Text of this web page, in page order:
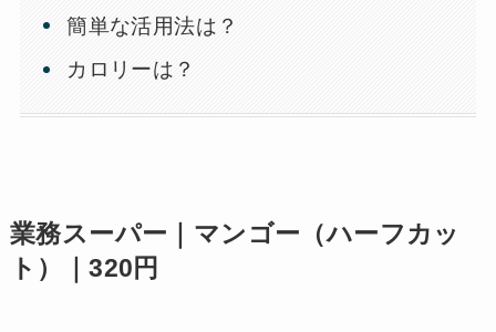
簡単な活用法は？
カロリーは？
業務スーパー｜マンゴー（ハーフカッ
ト）｜320円